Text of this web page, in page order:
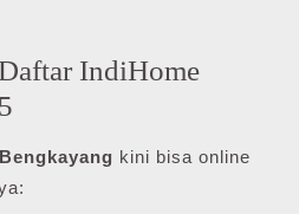
IndiHome
kini bisa online